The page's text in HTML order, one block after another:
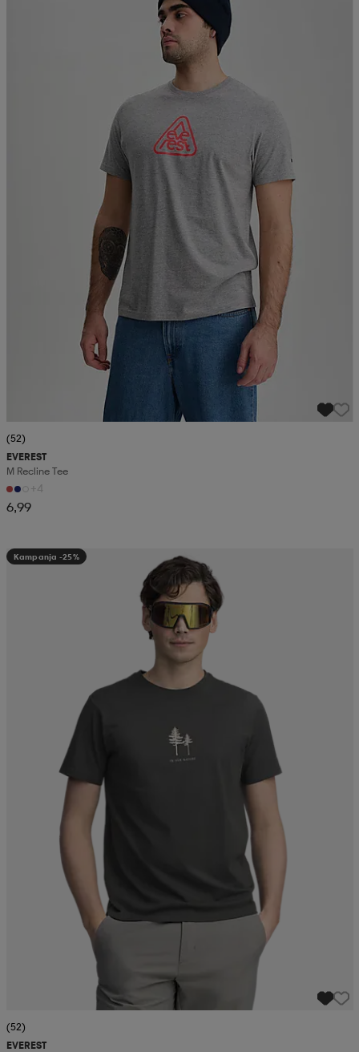
(52)
EVEREST
M Recline Tee
+4
6,99
Kampanja -25%
(52)
EVEREST